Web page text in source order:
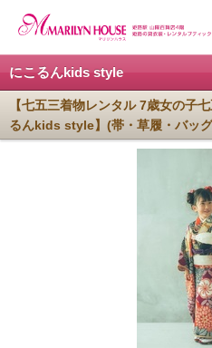
にこるんkids style
【七五三着物レンタル 7歳女の子
るんkids style】(帯・草履・バッグ